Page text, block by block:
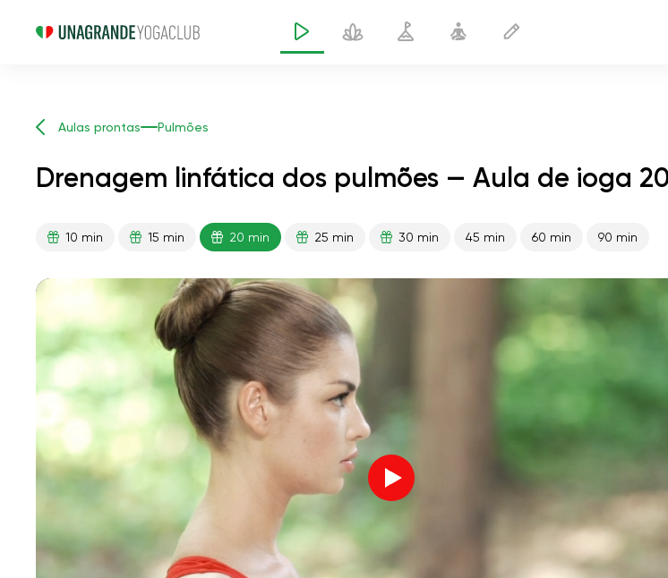
Aulas prontas Pulmões
Drenagem linfática dos pulmões — Aula de ioga
10 min 15 min 20 min 25 min 30 min 45 min 60 min 90 min
Música
silêncio da montanha